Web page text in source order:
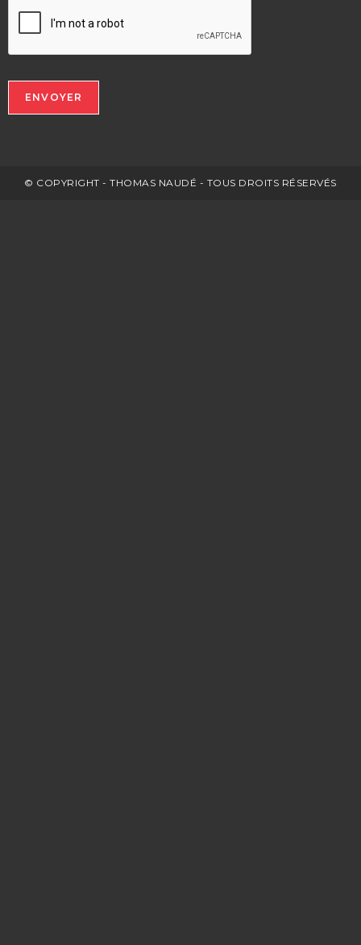
ENVOYER
© COPYRIGHT - THOMAS NAUDÉ - TOUS DROITS RÉSERVÉS